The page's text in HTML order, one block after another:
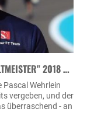
2018 …
Pascal Wehrlein
vergeben, und der
überraschend - an